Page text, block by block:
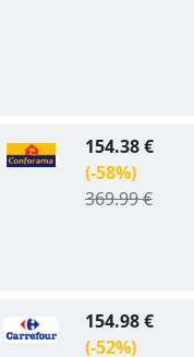
154.38 €
(-58%)
369.99 €
154.98 €
(-52%)